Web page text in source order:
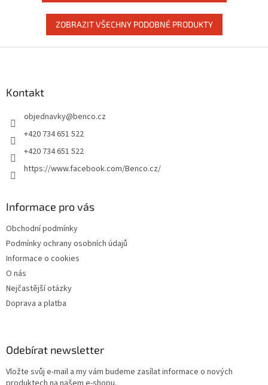
ZOBRAZIT VŠECHNY PODOBNÉ PRODUKTY
Kontakt
objednavky@benco.cz
+420 734 651 522
+420 734 651 522
https://www.facebook.com/Benco.cz/
Informace pro vás
Obchodní podmínky
Podmínky ochrany osobních údajů
Informace o cookies
O nás
Nejčastější otázky
Doprava a platba
Odebírat newsletter
Vložte svůj e-mail a my vám budeme zasílat informace o nových